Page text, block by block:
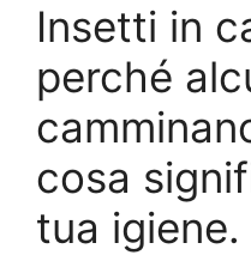
Insetti in
perché
cosa
tua